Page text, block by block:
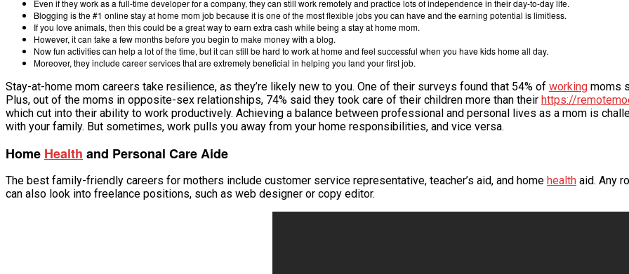
Even if they work as a full-time developer for a company, they can still work remotely and practice lots of independence in their day-to-day life.
Blogging is the #1 online stay at home mom job because it is one of the most flexible jobs you can have and the earning potential is limitless.
If you love animals, then this could be a great way to earn extra cash while being a stay at home mom.
However, it can take a few months before you begin to make money with a blog.
Now fun activities can help a lot of the time, but it can still be hard to work at home and feel successful when you have kids home all day.
Moreover, they include career services that are extremely beneficial in helping you land your first job.
Stay-at-home mom careers take resilience, as they’re likely new to you. One of their surveys found that 54% of working moms
Plus, out of the moms in opposite-sex relationships, 74% said they took care of their children more than their https://
which cut into their ability to work productively. Achieving a balance between professional and personal lives as a mom is
with your family. But sometimes, work pulls you away from your home responsibilities, and vice versa.
Home Health and Personal Care Aide
The best family-friendly careers for mothers include customer service representative, teacher’s aid, and home health aid. Any
can also look into freelance positions, such as web designer or copy editor.